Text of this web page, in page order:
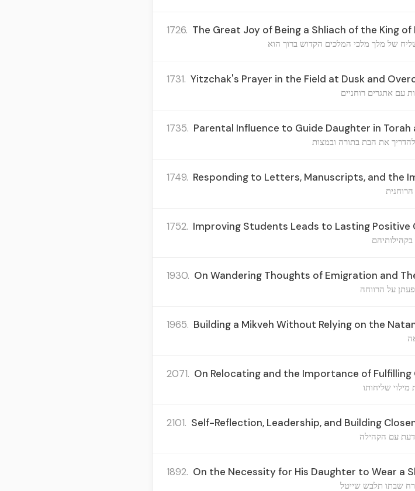
1726. The Great Joy of Being a Shliach of the King of
של מלך מלכי המלכים הקדוש ברוך הוא
1731. Yitzchak's Prayer in the Field at Dusk and
עם אתגרים רוחניים
1735. Parental Influence to Guide Daughter in Torah
את הבת בתורה ובמצות
1749. Responding to Letters, Manuscripts, and the
1752. Improving Students Leads to Lasting Positive
בקהילותיהם
1930. On Wandering Thoughts of Emigration and
על הרווחה
1965. Building a Mikveh Without Relying on the
2071. On Relocating and the Importance of Fulfilling
שליחותו
2101. Self-Reflection, Leadership, and Building
דעת עם הקהילה
1892. On the Necessity for His Daughter to Wear a
שבתו תלבש שייטל